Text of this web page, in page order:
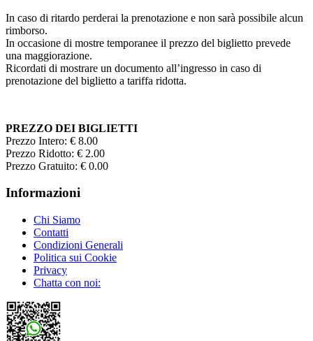
In caso di ritardo perderai la prenotazione e non sarà possibile alcun
rimborso.
In occasione di mostre temporanee il prezzo del biglietto prevede
una maggiorazione.
Ricordati di mostrare un documento all’ingresso in caso di
prenotazione del biglietto a tariffa ridotta.
PREZZO DEI BIGLIETTI
Prezzo Intero: € 8.00
Prezzo Ridotto: € 2.00
Prezzo Gratuito: € 0.00
Informazioni
Chi Siamo
Contatti
Condizioni Generali
Politica sui Cookie
Privacy
Chatta con noi: